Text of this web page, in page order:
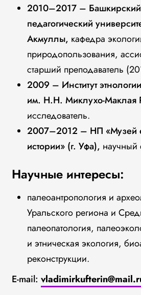
2010–2017 – Башкирский
педагогический
Акмуллы, кафедра
природопользования,
старший преподаватель
2009 – Институт
им. Н.Н. Миклухо-Маклая
исследователь.
2007–2012 – НП «Музей
истории» (г. Уфа), научный
Научные интересы:
палеоантропология и
Уральского региона и
палеопатология,
и этническая экология,
реконструкции.
E-mail: